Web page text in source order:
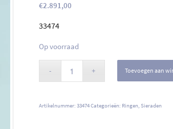
€2.891,00
33474
Op voorraad
Toevoegen aan
Artikelnummer:33474Categorieën: Ringen ,Sieraden